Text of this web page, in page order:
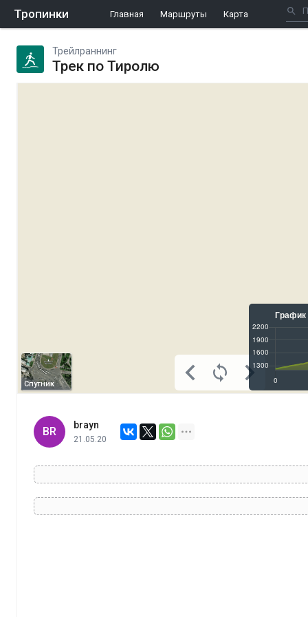
Тропинки Главная Маршруты Карта
Трейлраннинг
Трек по Тиролю
Спутник
BR
brayn
21.05.20